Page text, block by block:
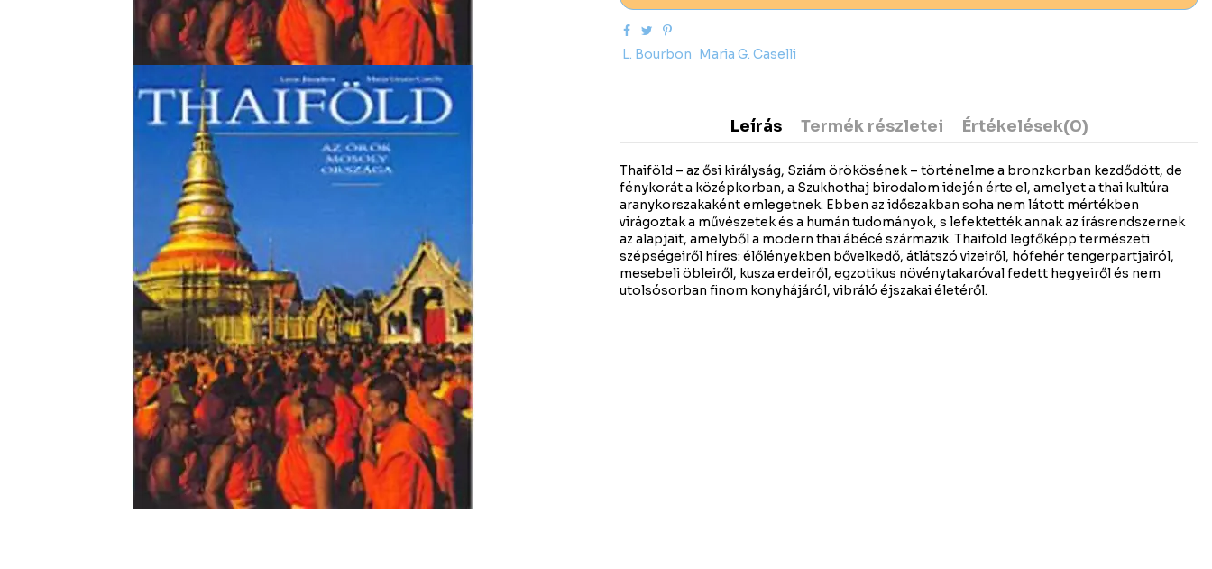
L. Bourbon Maria G. Caselli
Leírás Termék részletei Értékelések(0)
Thaiföld – az ősi királyság, Sziám örökösének – történelme a bronzkorban kezdődött, de
fénykorát a középkorban, a Szukhothaj birodalom idején érte el, amelyet a thai kultúra
aranykorszakaként emlegetnek. Ebben az időszakban soha nem látott mértékben
virágoztak a művészetek és a humán tudományok, s lefektették annak az írásrendszernek
az alapjait, amelyből a modern thai ábécé származik. Thaiföld legfőképp természeti
szépségeiről híres: élőlényekben bővelkedő, átlátszó vizeiről, hófehér tengerpartjairól,
mesebeli öbleiről, kusza erdeiről, egzotikus növénytakaróval fedett hegyeiről és nem
utolsósorban finom konyhájáról, vibráló éjszakai életéről.